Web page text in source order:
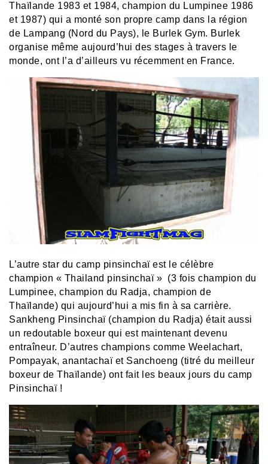
Thaïlande 1983 et 1984, champion du Lumpinee 1986
et 1987) qui a monté son propre camp dans la région
de Lampang (Nord du Pays), le Burlek Gym. Burlek
organise même aujourd’hui des stages à travers le
monde, ont l’a d’ailleurs vu récemment en France.
L’autre star du camp pinsinchaï est le célèbre
champion « Thailand pinsinchaï » (3 fois champion du
Lumpinee, champion du Radja, champion de
Thaïlande) qui aujourd’hui a mis fin à sa carrière.
Sankheng Pinsinchaï (champion du Radja) était aussi
un redoutable boxeur qui est maintenant devenu
entraîneur. D’autres champions comme Weelachart,
Pompayak, anantachaï et Sanchoeng (titré du meilleur
boxeur de Thaïlande) ont fait les beaux jours du camp
Pinsinchaï !